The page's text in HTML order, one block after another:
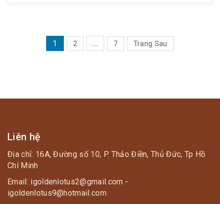
PHÂN
TRANG
1 2 … 7 Trang Sau
Liên hệ
Địa chỉ: 16A, Đường số 10, P. Thảo Điền, Thủ Đức, Tp Hồ
Chí Minh
Email: igoldenlotus2@gmail.com -
igoldenlotus9@hotmail.com